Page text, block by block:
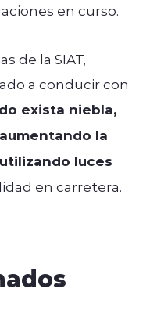
en curso.
de la SIAT,
a conducir con
exista niebla,
la
luces
en carretera.